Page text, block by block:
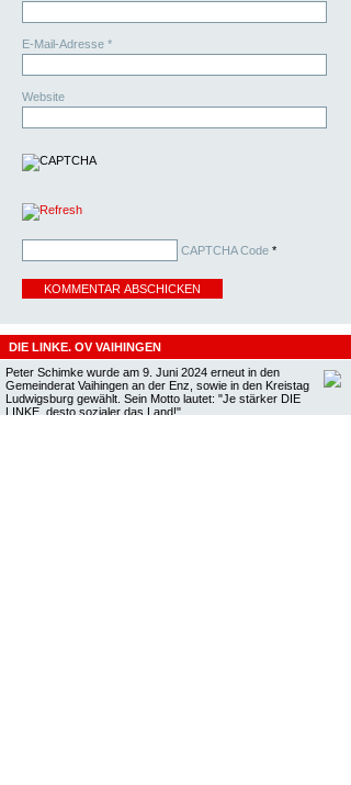
E-Mail-Adresse *
Website
CAPTCHA Code *
DIE LINKE. OV VAIHINGEN
Peter Schimke wurde am 9. Juni 2024 erneut in den
Gemeinderat Vaihingen an der Enz, sowie in den Kreistag
Ludwigsburg gewählt. Sein Motto lautet: "Je stärker DIE
LINKE, desto sozialer das Land!"